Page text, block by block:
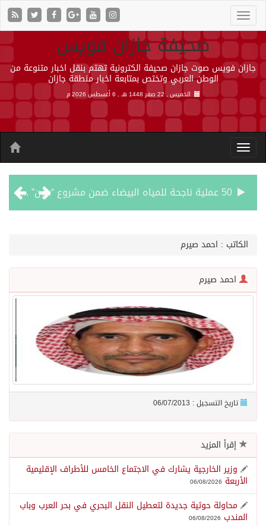
صحيفة جازان فويس
جازان فويس صوت جازان صحيفة الكترونية تهتم بنقل اخبار متنوعة من
الوطن العربي وتختص بمتابعة اخبار منطقة جازان
الخميس , 22 صفر 1448 هـ , 6 أغسطس 2026 م
50 عملية ناجحة للمياه البيضاء ضمن مشروع “عون” في جازان
حرس الحدود بجازان يقيم ورشة عمل لمزاولي الصيد والأنشطة البحرية عن خدمات بوابة “زاول”
الاحتلال يهدم محالاً تجارية في مخيم قلنديا ويعتقل 11 فلسطينياً بالضفة
القبض على مواطن لنقله (11) مخالفًا لنظام أمن الحدود بمنطقة جازان
الكاتب : احمد صيرم
احمد صيرم
تاريخ التسجيل : 06/07/2013
إقرأ المزيد
وزير الخارجية يشارك في الاجتماع الخامس للأطراف الإقليمية
الأربعة 06/08/2026
محاولة حوثية جديدة لتعطيل النقل البحري في بحر العرب وباب
المندب 06/08/2026